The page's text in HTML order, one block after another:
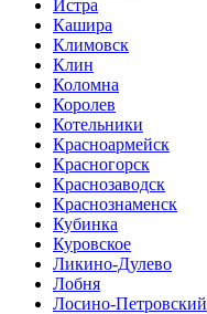
Истра
Кашира
Климовск
Клин
Коломна
Королев
Котельники
Красноармейск
Красногорск
Краснозаводск
Краснознаменск
Кубинка
Куровское
Ликино-Дулево
Лобня
Лосино-Петровский